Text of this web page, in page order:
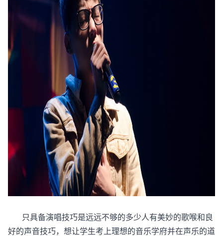
只具备演唱技巧是远远不够的多少人有美妙的歌喉和良
好的声音技巧，想让学生考上理想的音乐学府并在声乐的道